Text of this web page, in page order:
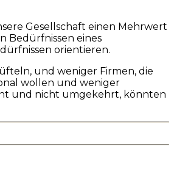
Gesellschaft einen Mehrwert
Bedürfnissen eines
orientieren.
und weniger Firmen, die
wollen und weniger
und nicht umgekehrt, könnten